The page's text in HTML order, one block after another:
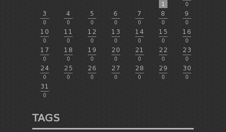
1 0
3
0
4
0
5
0
6
0
7
0
8
0
9
0
10
0
11
0
12
0
13
0
14
0
15
0
16
0
17
0
18
0
19
0
20
0
21
0
22
0
23
0
24
0
25
0
26
0
27
0
28
0
29
0
30
0
31
0
TAGS